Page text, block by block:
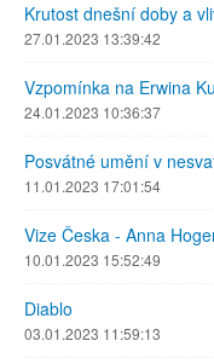
Krutost dnešní doby a
27.01.2023 13:39:42
Vzpomínka na Erwina
24.01.2023 10:36:37
Posvátné umění v
11.01.2023 17:01:54
Vize Česka - Anna
10.01.2023 15:52:49
Diablo
03.01.2023 11:59:13